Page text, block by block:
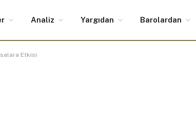
Analiz Yargıdan Barolardan
Etkisi